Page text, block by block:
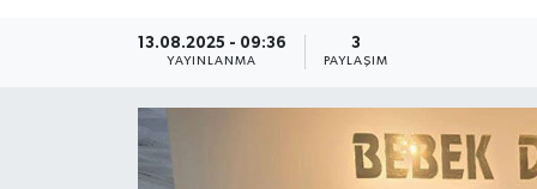
13.08.2025 - 09:36
YAYINLANMA
3
PAYLAŞIM